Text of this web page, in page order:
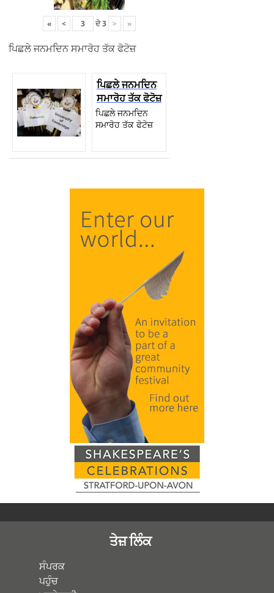
« < ਦੇ3 > »
ਪਿਛਲੇ ਜਨਮਦਿਨ ਸਮਾਰੋਹ ਤੱਕ ਫੋਟੋਜ਼
ਪਿਛਲੇ ਜਨਮਦਿਨ
ਸਮਾਰੋਹ ਤੱਕ ਫੋਟੋਜ਼
ਪਿਛਲੇ ਜਨਮਦਿਨ
ਸਮਾਰੋਹ ਤੱਕ ਫੋਟੋਜ਼
ਤੇਜ਼ ਲਿੰਕ
ਸੰਪਰਕ
ਪਹੁੰਚ